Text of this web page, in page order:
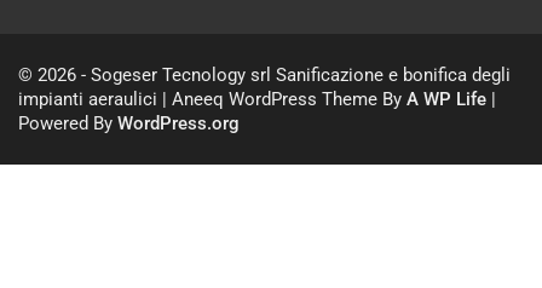
© 2026 - Sogeser Tecnology srl Sanificazione e bonifica degli
impianti aeraulici | Aneeq WordPress Theme By A WP Life |
Powered By WordPress.org